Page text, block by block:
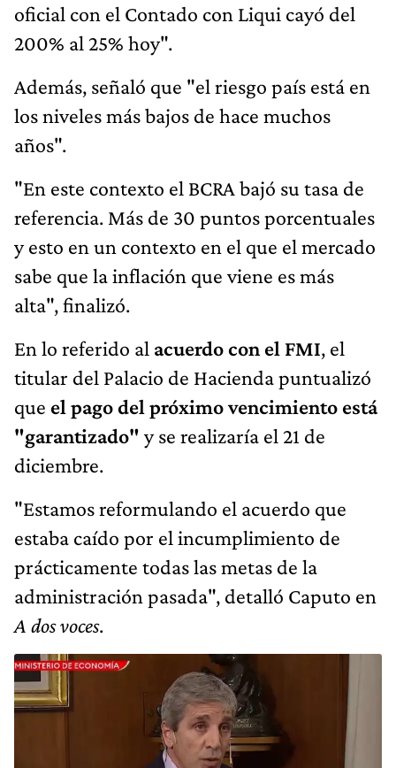
oficial con el Contado con Liqui cayó del
200% al 25% hoy".
Además, señaló que "el riesgo país está en
los niveles más bajos de hace muchos
años".
"En este contexto el BCRA bajó su tasa de
referencia. Más de 30 puntos porcentuales
y esto en un contexto en el que el mercado
sabe que la inflación que viene es más
alta", finalizó.
En lo referido al acuerdo con el FMI, el
titular del Palacio de Hacienda puntualizó
que el pago del próximo vencimiento está
"garantizado" y se realizaría el 21 de
diciembre.
"Estamos reformulando el acuerdo que
estaba caído por el incumplimiento de
prácticamente todas las metas de la
administración pasada", detalló Caputo en
A dos voces.